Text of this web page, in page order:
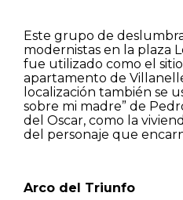
Este grupo de
modernistas en la plaza
fue utilizado como el
apartamento de
localización también se
sobre mi madre” de
del Oscar, como la
del personaje que
Arco del Triunfo